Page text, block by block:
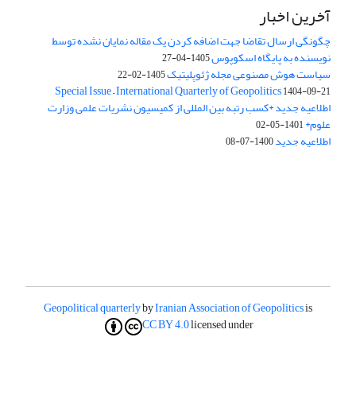
آخرین اخبار
چگونگی ارسال تقاضا جهت اضافه کردن یک مقاله نمایان نشده توسط
نویسنده به پایگاه اسکوپوس1405-04-27
سیاست هوش مصنوعی مجله ژئوپلیتیک1405-02-22
Special Issue – International Quarterly of Geopolitics1404-09-21
اطلاعیه جدید *کسب رتبه بین المللی از کمیسیون نشریات علمی وزارت
علوم*1401-05-02
اطلاعیه جدید1400-07-08
Geopolitical quarterlybyIranian Association of Geopoliticsis
licensed under
CC BY 4.0